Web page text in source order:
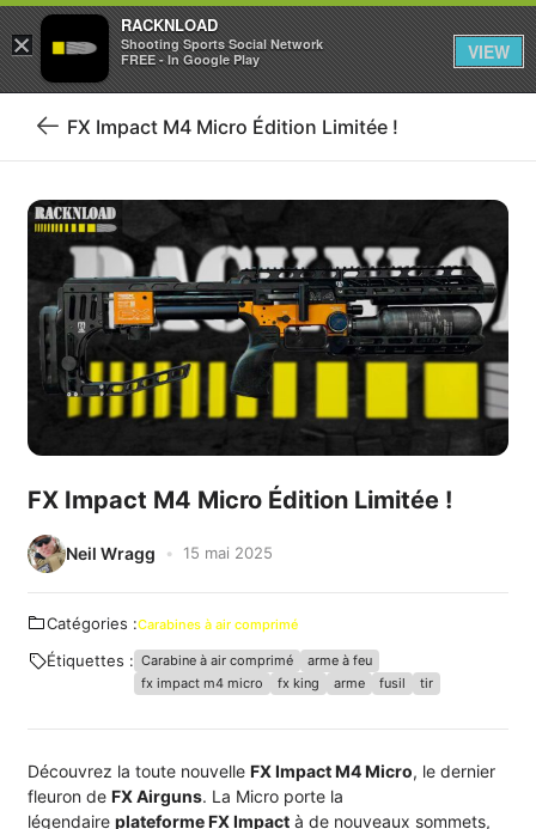
Se connecter S'inscrire
Retour
blog
FX Impact M4 Micro Édition Limitée !
FX Impact M4 Micro Édition Limitée !
Neil Wragg 15 mai 2025
Catégories :Carabines à air comprimé
Étiquettes : Carabine à air comprimé
arme à feu
fx impact m4 micro
fx king arme fusil tir
Découvrez la toute nouvelle FX Impact M4 Micro, le dernier
fleuron de FX Airguns. La Micro porte la
légendaire plateforme FX Impact à de nouveaux sommets,
×
RACKNLOAD
Shooting Sports Social Network
FREE - In Google Play
VIEW